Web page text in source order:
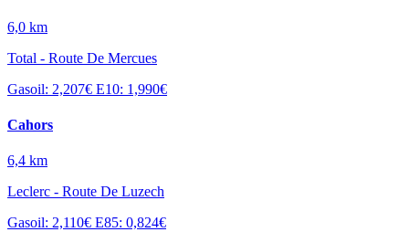
6,0 km
Total - Route De Mercues
Gasoil: 2,207€ E10: 1,990€
Cahors
6,4 km
Leclerc - Route De Luzech
Gasoil: 2,110€ E85: 0,824€